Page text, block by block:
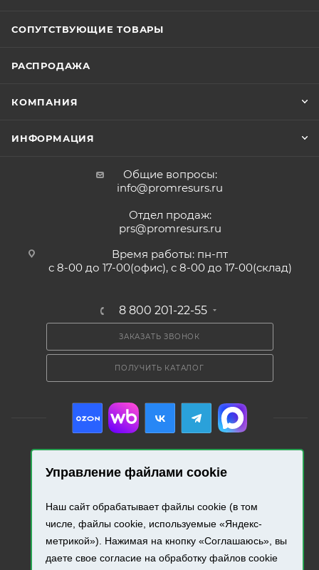
Управление файлами cookie
Наш сайт обрабатывает файлы cookie (в том
числе, файлы cookie, используемые «Яндекс-
метрикой»). Нажимая на кнопку «Соглашаюсь», вы
даете свое согласие на обработку файлов cookie
СОПУТСТВУЮЩИЕ ТОВАРЫ
РАСПРОДАЖА
КОМПАНИЯ
ИНФОРМАЦИЯ
Общие вопросы:
info@promresurs.ru
Отдел продаж:
prs@promresurs.ru
Время работы: пн-пт
с 8-00 до 17-00(офис), с 8-00 до 17-00(склад)
8 800 201-22-55
ЗАКАЗАТЬ ЗВОНОК
ПОЛУЧИТЬ КАТАЛОГ
2026 © «Промресурс». Все права защищены.
Разработка и продвижение сайта.